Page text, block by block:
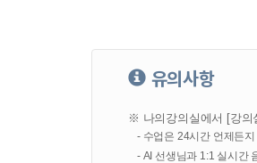
ο 서비스 제공에 관한 계약
ο 회원제 서비스 이용에 따
ο 마케팅 및 이벤트 등 광고
3. 수집하려는 개인정
유의사항
※ 나의강의실에서 [강의
- 수업은 24시간 언제든
- AI 선생님과 1:1 실시간